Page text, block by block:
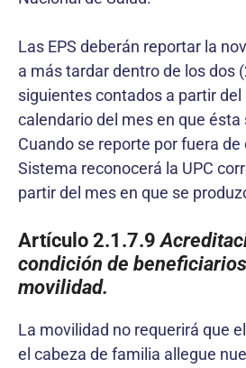
Las EPS deberán reportar la
a más tardar dentro de los dos
siguientes contados a partir del
calendario del mes en que ésta
Cuando se reporte por fuera de
Sistema reconocerá la UPC
partir del mes en que se
Artículo 2.1.7.9
condición de
movilidad.
La movilidad no requerirá que
el cabeza de familia allegue